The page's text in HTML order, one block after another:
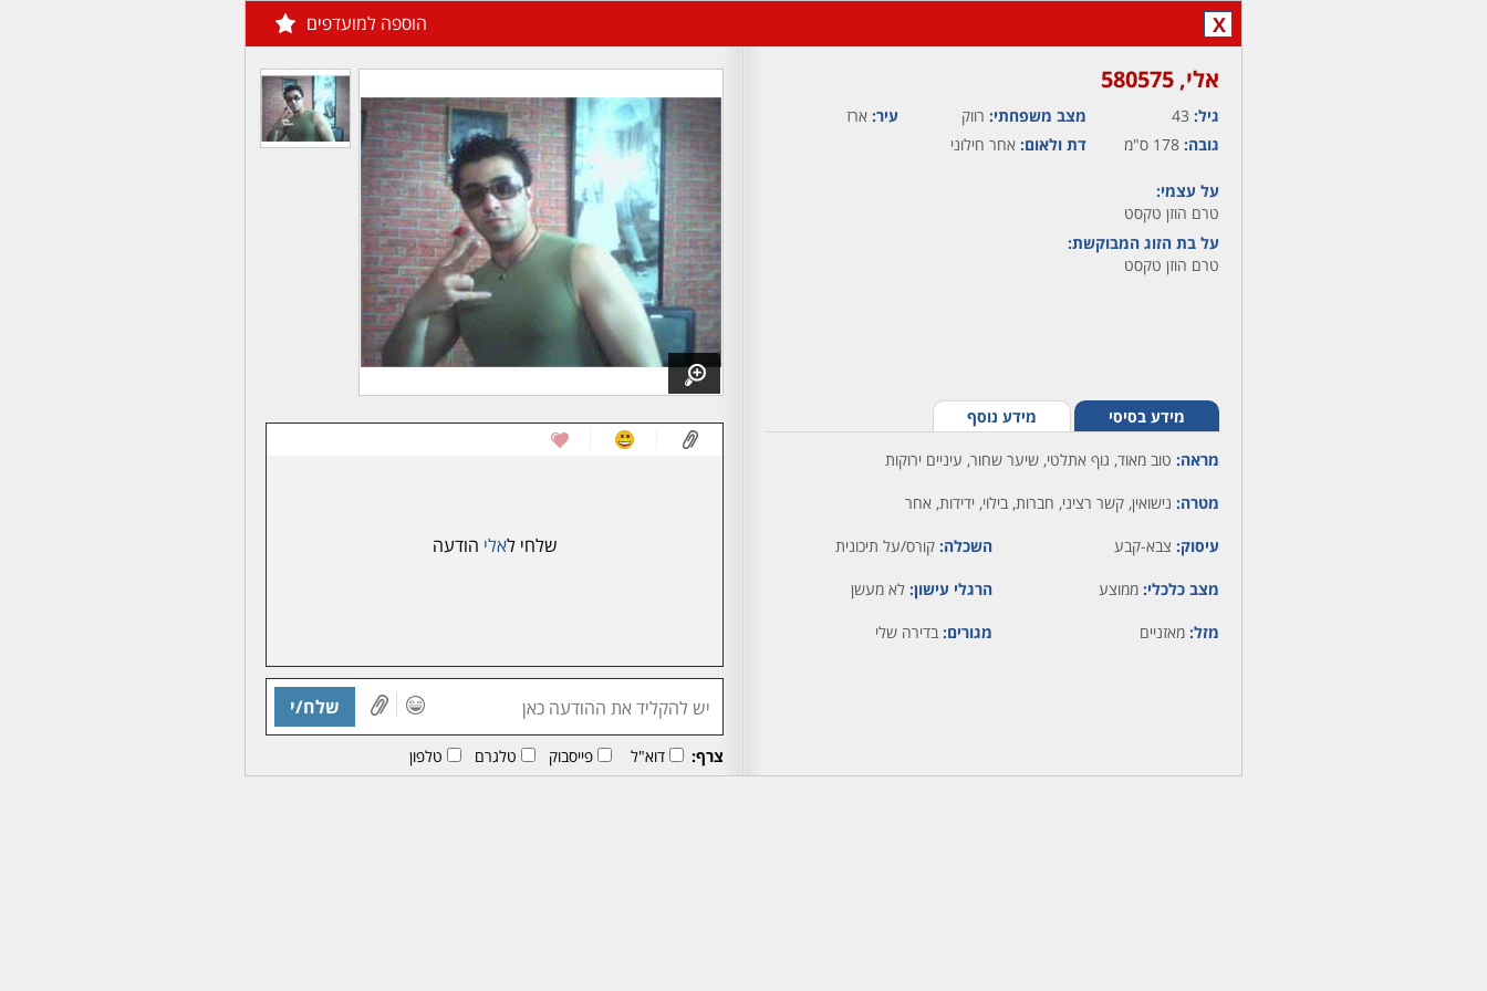
X הוספה למועדפים
אלי,‏ 580575
גיל: 43 מצב משפחתי: רווק עיר: ארז
גובה: 178 ס"מ דת ולאום: אחר חילוני
על עצמי:
טרם הוזן טקסט
על בת הזוג המבוקשת:
טרם הוזן טקסט
מידע בסיסי מידע נוסף
מראה: טוב מאוד, גוף אתלטי, שיער שחור, עיניים ירוקות
מטרה: נישואין, קשר רציני, חברות, בילוי, ידידות, אחר
עיסוק: צבא-קבע השכלה: קורס/על תיכונית
מצב כלכלי: ממוצע הרגלי עישון: לא מעשן
מזל: מאזניים מגורים: בדירה שלי
שלחי לאלי הודעה
שלח/י
צרף: דוא"ל פייסבוק טלגרם טלפון